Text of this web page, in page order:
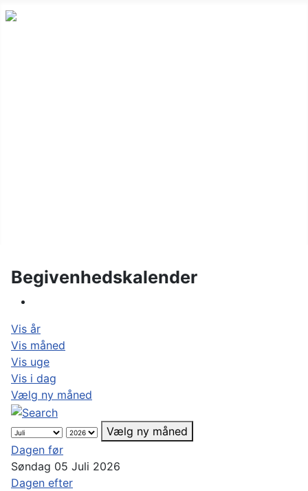
Begivenhedskalender
Vis år
Vis måned
Vis uge
Vis i dag
Vælg ny måned
Vælg ny måned
Dagen før
Søndag 05 Juli 2026
Dagen efter